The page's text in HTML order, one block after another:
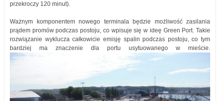
przekroczy 120 minut).
Ważnym komponentem nowego terminala będzie możliwość zasilania
prądem promów podczas postoju, co wpisuje się w ideę Green Port. Takie
rozwiązanie wyklucza całkowicie emisję spalin podczas postoju, co tym
bardziej ma znaczenie dla portu usytuowanego w mieście.